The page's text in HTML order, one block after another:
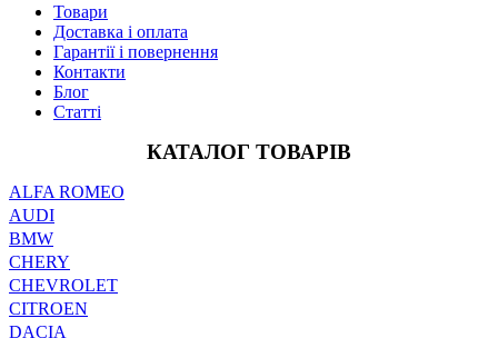
Товари
Доставка і оплата
Гарантії і повернення
Контакти
Блог
Статті
КАТАЛОГ ТОВАРІВ
ALFA ROMEO
AUDI
BMW
CHERY
CHEVROLET
CITROEN
DACIA